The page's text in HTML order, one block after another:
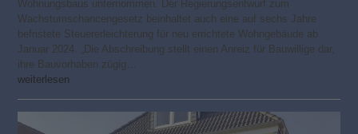
Wohnungsbaus unternommen. Der Regierungsentwurf zum
Wachstumschancengesetz beinhaltet auch eine auf sechs Jahre
befristete Steuererleichterung für neu errichtete Wohngebäude ab
Januar 2024. „Die Abschreibung stellt einen Anreiz für Bauwillige dar,
ihre Bauvorhaben zügig…
weiterlesen